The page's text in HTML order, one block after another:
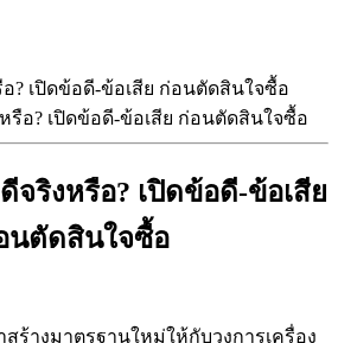
? เปิดข้อดี-ข้อเสีย ก่อนตัดสินใจซื้อ
ริงหรือ? เปิดข้อดี-ข้อเสีย
นตัดสินใจซื้อ
ร้างมาตรฐานใหม่ให้กับวงการเครื่อง